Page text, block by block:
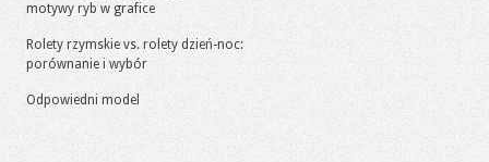
motywy ryb w grafice
Rolety rzymskie vs. rolety dzień-noc:
porównanie i wybór
Odpowiedni model